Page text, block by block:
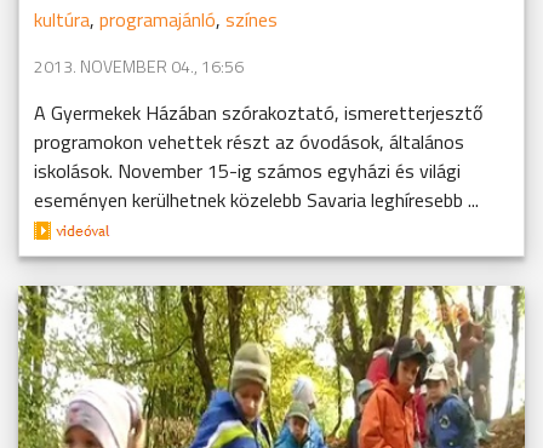
kultúra, programajánló, színes
2013. NOVEMBER 04., 16:56
A Gyermekek Házában szórakoztató, ismeretterjesztő
programokon vehettek részt az óvodások, általános
iskolások. November 15-ig számos egyházi és világi
eseményen kerülhetnek közelebb Savaria leghíresebb ...